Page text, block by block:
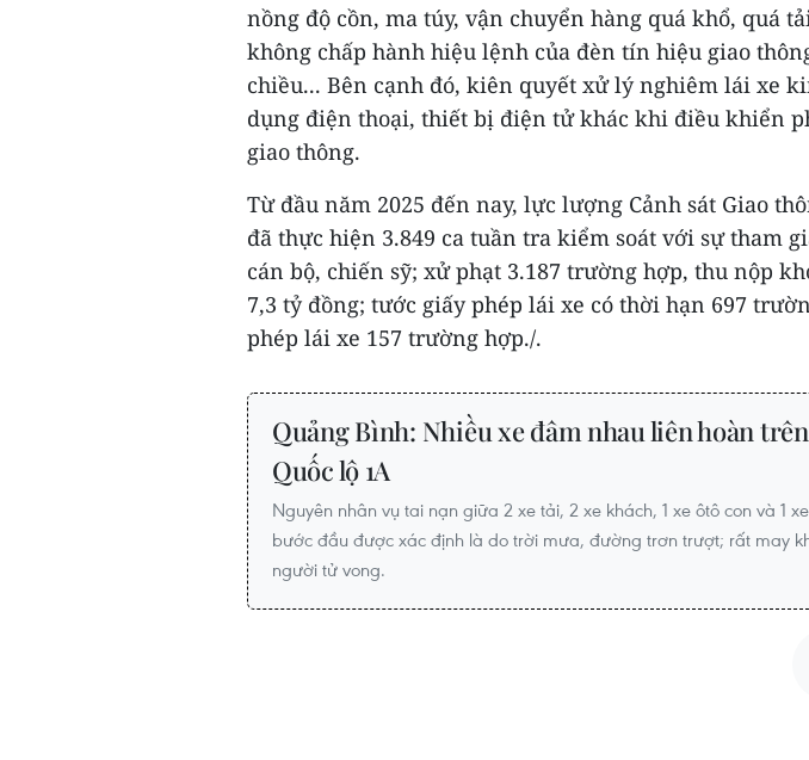
nồng độ cồn, ma túy, vận chuyển hàng quá khổ, quá
không chấp hành hiệu lệnh của đèn tín hiệu giao
chiều... Bên cạnh đó, kiên quyết xử lý nghiêm lái xe
dụng điện thoại, thiết bị điện tử khác khi điều khiển
giao thông.
Từ đầu năm 2025 đến nay, lực lượng Cảnh sát Giao
đã thực hiện 3.849 ca tuần tra kiểm soát với sự tham
cán bộ, chiến sỹ; xử phạt 3.187 trường hợp, thu nộp
7,3 tỷ đồng; tước giấy phép lái xe có thời hạn 697
phép lái xe 157 trường hợp./.
Quảng Bình: Nhiều xe đâm nhau liên hoàn trên
Quốc lộ 1A
Nguyên nhân vụ tai nạn giữa 2 xe tải, 2 xe khách, 1 xe ôtô con và 1
bước đầu được xác định là do trời mưa, đường trơn trượt; rất may
người tử vong.